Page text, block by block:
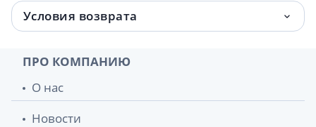
Условия возврата
ПРО КОМПАНИЮ
О нас
Новости